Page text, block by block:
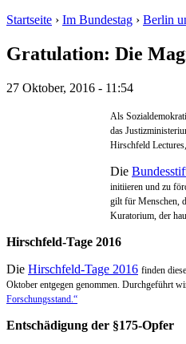
Startseite › Im Bundestag › Berlin
Gratulation: Die
27 Oktober, 2016 - 11:54
Als
das
Hirschfeld
Die
initiieren und zu
gilt für Menschen,
Kuratorium, der
Hirschfeld-Tage 2016
Die Hirschfeld-Tage 2016 finden
Oktober entgegen genommen. Durchgeführt
Forschungsstand.“
Entschädigung der §175-Opfer